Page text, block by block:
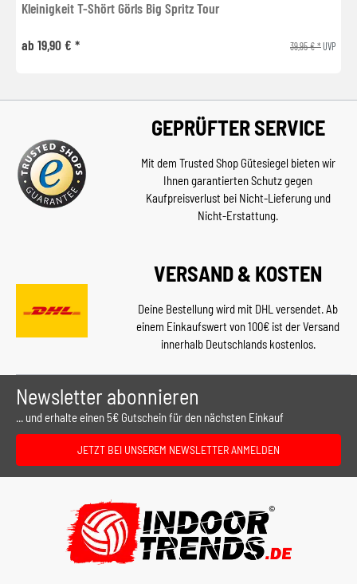
Kleinigkeit T-Shört Görls Big Spritz Tour
ab 19,90 € * 39,95 € *UVP
GEPRÜFTER SERVICE
Mit dem Trusted Shop Gütesiegel bieten wir
Ihnen garantierten Schutz gegen
Kaufpreisverlust bei Nicht-Lieferung und
Nicht-Erstattung.
VERSAND & KOSTEN
Deine Bestellung wird mit DHL versendet. Ab
einem Einkaufswert von 100€ ist der Versand
innerhalb Deutschlands kostenlos.
Newsletter abonnieren
... und erhalte einen 5€ Gutschein für den nächsten Einkauf
JETZT BEI UNSEREM NEWSLETTER ANMELDEN